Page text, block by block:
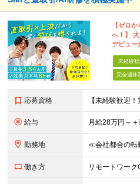
【ゼロ
へ！】
デビュー
未経験歓
完全週休
応募資格
給与
勤務地
働き方 リモートワーク